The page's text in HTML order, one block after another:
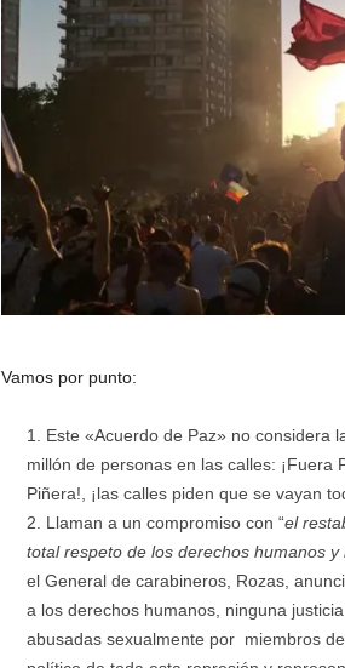
Vamos por punto:
Este «Acuerdo de Paz» no considera
millón de personas en las calles: ¡Fuera
Piñera!, ¡las calles piden que se vayan
Llaman a un compromiso con “el
total respeto de los derechos humanos
el General de carabineros, Rozas,
a los derechos humanos, ninguna
abusadas sexualmente por miembros